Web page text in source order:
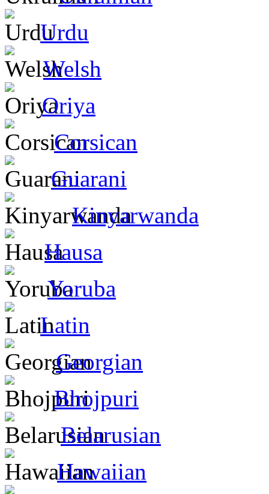
Urdu
Welsh
Oriya
Corsican
Guarani
Kinyarwanda
Hausa
Yoruba
Latin
Georgian
Bhojpuri
Belarusian
Hawaiian